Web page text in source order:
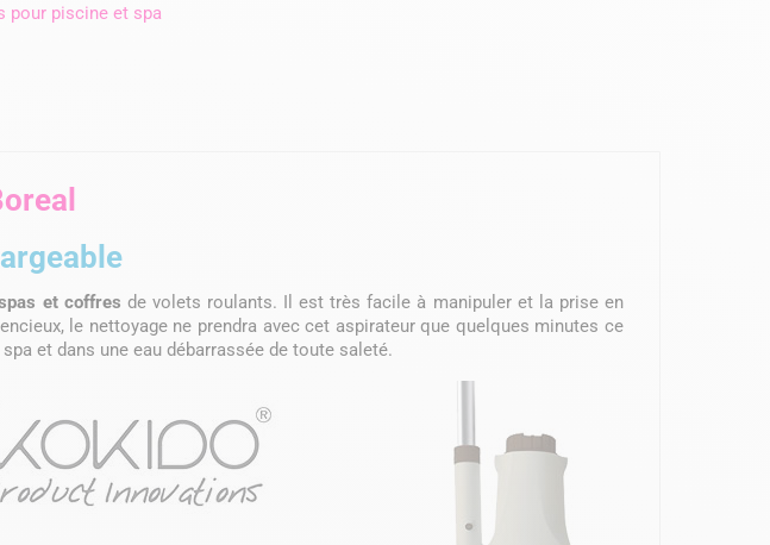
pour piscine et spa
et coffres de volets roulants. Il est très facile à manipuler et la prise en
le nettoyage ne prendra avec cet aspirateur que quelques minutes ce
et dans une eau débarrassée de toute saleté.